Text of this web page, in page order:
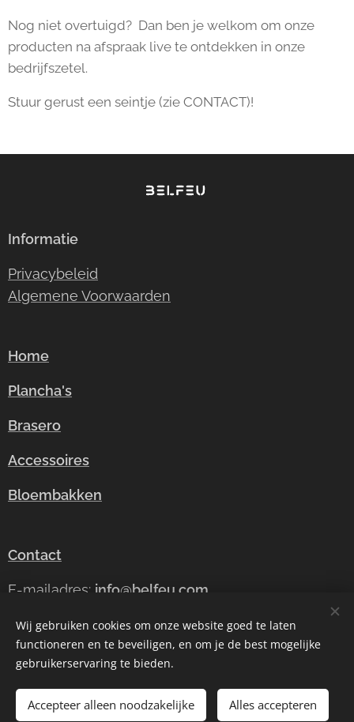
Nog niet overtuigd? Dan ben je welkom om onze
producten na afspraak live te ontdekken in onze
bedrijfszetel.
Stuur gerust een seintje (zie CONTACT)!
Informatie
Privacybeleid
Algemene Voorwaarden
Home
Plancha's
Brasero
Accessoires
Bloembakken
Contact
E-mailadres: info@belfeu.com
Cookies
Wij gebruiken cookies om onze website goed te laten
functioneren en te beveiligen, en om je de best mogelijke
gebruikerservaring te bieden.
Accepteer alleen noodzakelijke Alles accepteren